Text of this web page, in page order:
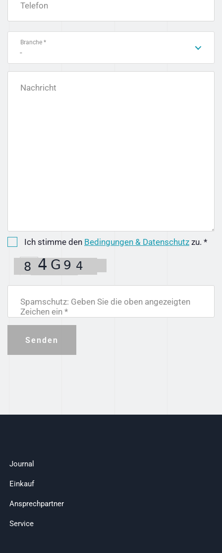
Telefon
Branche *
-
Nachricht
Ich stimme den Bedingungen & Datenschutz zu. *
Spamschutz: Geben Sie die oben angezeigten
Zeichen ein *
Senden
Journal
Einkauf
Ansprechpartner
Service